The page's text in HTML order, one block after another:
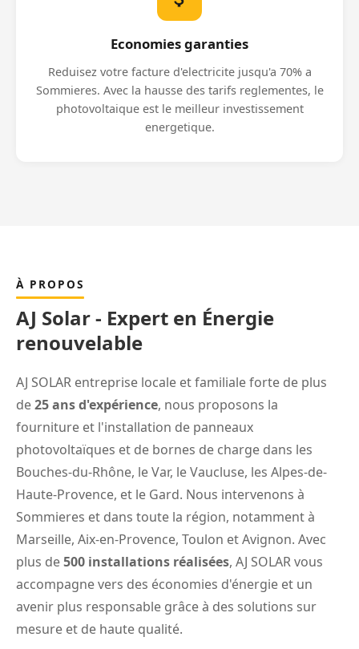
Economies garanties
Reduisez votre facture d'electricite jusqu'a 70% a
Sommieres. Avec la hausse des tarifs reglementes, le
photovoltaique est le meilleur investissement
energetique.
À PROPOS
AJ Solar - Expert en Énergie
renouvelable
AJ SOLAR entreprise locale et familiale forte de plus
de25 ans d'expérience, nous proposons la
fourniture et l'installation de panneaux
photovoltaïques et de bornes de charge dans les
Bouches-du-Rhône, le Var, le Vaucluse, les Alpes-de-
Haute-Provence, et le Gard. Nous intervenons à
Sommieres et dans toute la région, notamment à
Marseille, Aix-en-Provence, Toulon etAvignon. Avec
plus de500 installations réalisées, AJ SOLAR vous
accompagne vers des économies d'énergie et un
avenir plus responsable grâce à des solutions sur
mesure et de haute qualité.